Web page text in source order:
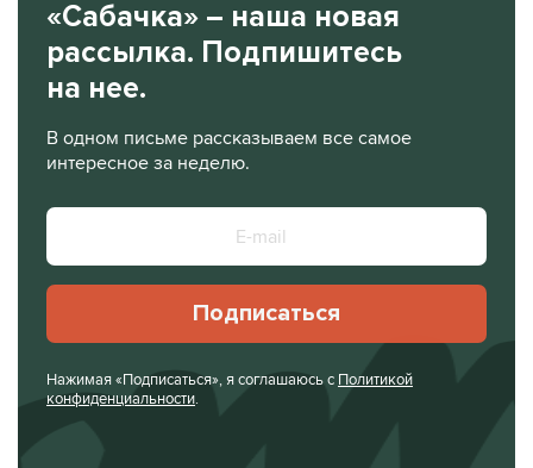
«Сабачка» – наша новая
рассылка. Подпишитесь
на нее.
В одном письме рассказываем все самое
интересное за неделю.
Подписаться
Нажимая «Подписаться», я соглашаюсь с Политикой
конфиденциальности.